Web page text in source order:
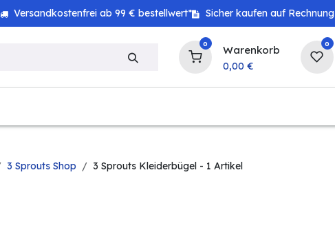
Versandkostenfrei ab 99 € bestellwert* Sicher kaufen auf Rechnung
0 Warenkorb
0,00 €
0
3 Sprouts Shop 3 Sprouts Kleiderbügel- 1 Artikel